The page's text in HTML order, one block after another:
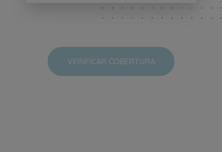
VERIFICAR COBERTURA